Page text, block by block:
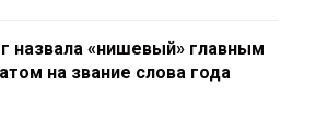
назвала «нишевый» главным
на звание слова года